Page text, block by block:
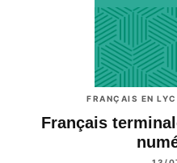
FRANÇAIS EN
Français